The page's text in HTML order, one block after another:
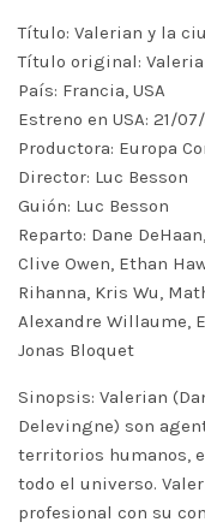
Título: Valerian y la
Título original:
País: Francia, USA
Estreno en USA: 21/
Productora: Europa
Director: Luc Besson
Guión: Luc Besson
Reparto: Dane
Clive Owen, Ethan
Rihanna, Kris Wu,
Alexandre Willaume,
Jonas Bloquet
Sinopsis: Valerian
Delevingne) son
territorios humanos,
todo el universo.
profesional con su